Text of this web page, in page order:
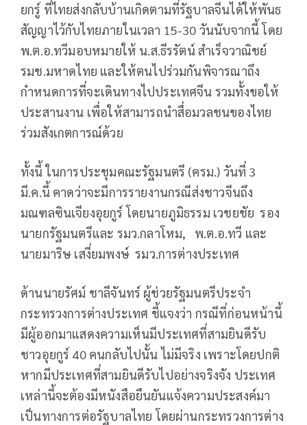
ยกรู์ ที่ไทยส่งกลับบ้านเกิดตามที่รัฐบาลจีนได้ให้พันธ
สัญญาไว้กับไทยภายในเวลา 15-30 วันนับจากนี้ โดย
พ.ต.อ.ทวีมอบหมายให้ น.ส.ธีรรัตน์ สำเร็จวาณิชย์
รมช.มหาดไทย และให้ตนไปร่วมกันพิจารณาถึง
กำหนดการที่จะเดินทางไปประเทศจีน รวมทั้งขอให้
ประสานงาน เพื่อให้สามารถนำสื่อมวลชนของไทย
ร่วมสังเกตการณ์ด้วย
ทั้งนี้ ในการประชุมคณะรัฐมนตรี (ครม.) วันที่ 3
มี.ค.นี้ คาดว่าจะมีการรายงานกรณีส่งชาวจีนถึง
มณฑลซินเจียงอุยกูร์ โดยนายภูมิธรรม เวชยชัย รอง
นายกรัฐมนตรีและ รมว.กลาโหม, พ.ต.อ.ทวี และ
นายมาริษ เสงี่ยมพงษ์ รมว.การต่างประเทศ
ด้านนายรัศม์ ชาลีจันทร์ ผู้ช่วยรัฐมนตรีประจำ
กระทรวงการต่างประเทศ ชี้แจงว่า กรณีที่ก่อนหน้านี้
มีผู้ออกมาแสดงความเห็นมีประเทศที่สามยินดีรับ
ชาวอุยกูร์ 40 คนกลับไปนั้น ไม่มีจริง เพราะโดยปกติ
หากมีประเทศที่สามยินดีรับไปอย่างจริงจัง ประเทศ
เหล่านี้จะต้องมีหนังสือยืนยันแจ้งความประสงค์มา
เป็นทางการต่อรัฐบาลไทย โดยผ่านกระทรวงการต่าง